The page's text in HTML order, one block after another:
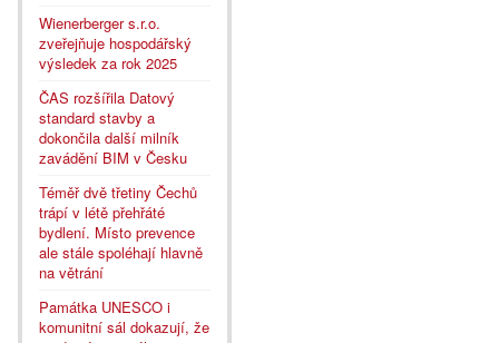
Wienerberger s.r.o.
zveřejňuje hospodářský
výsledek za rok 2025
ČAS rozšířila Datový
standard stavby a
dokončila další milník
zavádění BIM v Česku
Téměř dvě třetiny Čechů
trápí v létě přehřáté
bydlení. Místo prevence
ale stále spoléhají hlavně
na větrání
Památka UNESCO i
komunitní sál dokazují, že